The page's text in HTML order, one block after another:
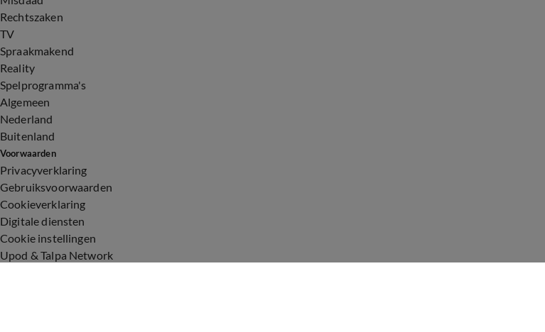
Rechtszaken
TV
Spraakmakend
Reality
Spelprogramma's
Algemeen
Nederland
Buitenland
Voorwaarden
Privacyverklaring
Gebruiksvoorwaarden
Cookieverklaring
Digitale diensten
Cookie instellingen
Upod & Talpa Network